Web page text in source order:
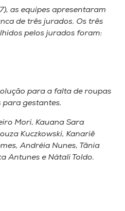
as equipes apresentaram
de três jurados. Os três
pelos jurados foram:
para a falta de roupas
para gestantes.
Mori, Kauana Sara
Kuczkowski, Kanariê
Andréia Nunes, Tânia
Antunes e Nátali Toldo.